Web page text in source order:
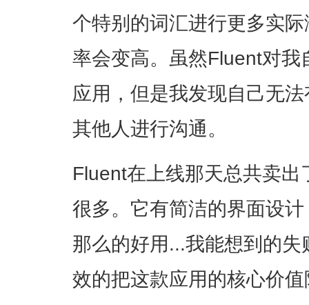
个特别的词汇进行更多实
率会变高。虽然Fluent对
应用，但是我发现自己无
其他人进行沟通。
Fluent在上线那天总共卖
很多。它有简洁的界面设
那么的好用...我能想到的
效的把这款应用的核心价